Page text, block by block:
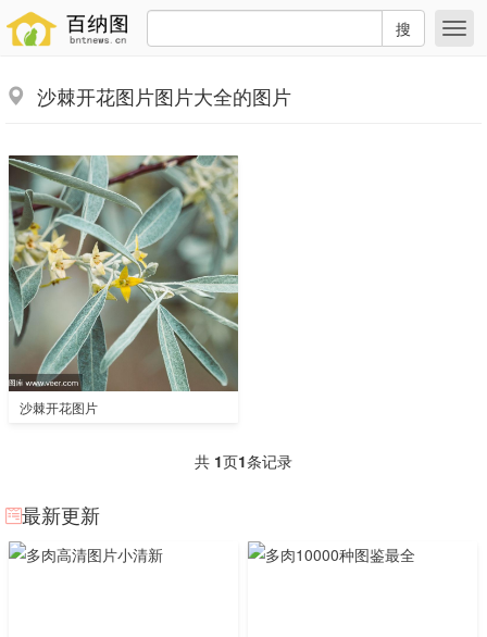
搜
沙棘开花图片图片大全的图片
沙棘开花图片
共 1页1条记录
最新更新